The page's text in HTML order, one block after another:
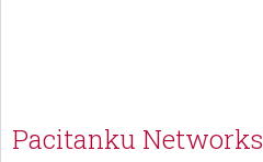
Pacitanku Networks